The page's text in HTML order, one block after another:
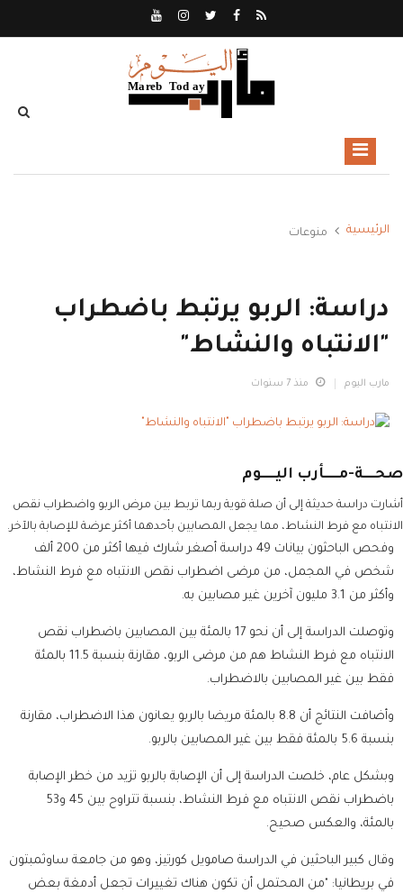
الرئيسية منوعات
دراسة: الربو يرتبط باضطراب
"الانتباه والنشاط"
مارب اليوم منذ 7 سنوات
صحــــة-مـــــأرب اليـــــوم
أشارت دراسة حديثة إلى أن صلة قوية ربما تربط بين مرض الربو واضطراب نقص
الانتباه مع فرط النشاط، مما يجعل المصابين بأحدهما أكثر عرضة للإصابة بالآخر.
وفحص الباحثون بيانات 49 دراسة أصغر شارك فيها أكثر من 200 ألف
شخص في المجمل، من مرضى اضطراب نقص الانتباه مع فرط النشاط،
وأكثر من 3.1 مليون آخرين غير مصابين به.
وتوصلت الدراسة إلى أن نحو 17 بالمئة بين المصابين باضطراب نقص
الانتباه مع فرط النشاط هم من مرضى الربو، مقارنة بنسبة 11.5 بالمئة
فقط بين غير المصابين بالاضطراب.
وأضافت النتائج أن 8.8 بالمئة مريضا بالربو يعانون هذا الاضطراب، مقارنة
بنسبة 5.6 بالمئة فقط بين غير المصابين بالربو.
وبشكل عام، خلصت الدراسة إلى أن الإصابة بالربو تزيد من خطر الإصابة
باضطراب نقص الانتباه مع فرط النشاط، بنسبة تتراوح بين 45 و53
بالمئة، والعكس صحيح.
وقال كبير الباحثين في الدراسة صامويل كورتيز، وهو من جامعة ساوثمبتون
في بريطانيا: "من المحتمل أن تكون هناك تغييرات تجعل أدمغة بعض